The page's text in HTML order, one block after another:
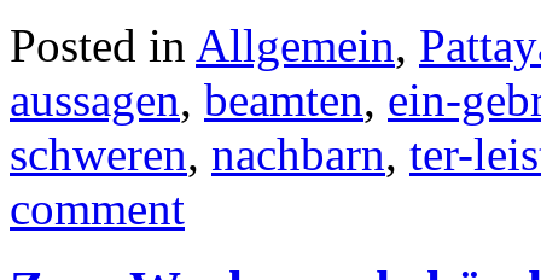
Posted in Allgemein,
aussagen, beamten, ein-
schweren, nachbarn, ter-
comment